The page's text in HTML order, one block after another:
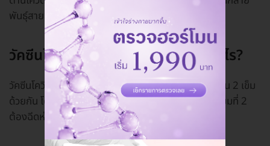
พันธุ์สายพันธุ์แอฟริกาใต้ 49%
วัคซีนโควิดโนวาแวกซ์ มีข้อบ่งใช้อย่างไร?
วัคซีนโควิดโนวาแวกซ์ ลักษณะเป็นวัคซีนพร้อมใช้ มีจำนวน 2 เข็ม
ด้วยกัน โดยการฉีดเข้ากล้ามเนื้อทั้งสองเข็ม ทั้งนี้วัคซีนเข็มที่ 2
ต้องฉีดห่างจากวัคซีนเข็มที่ 1 ราว 3 สัปดาห์